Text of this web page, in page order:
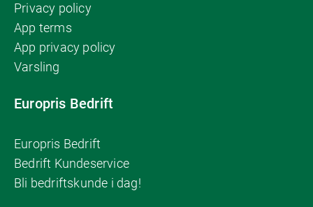
Privacy policy
App terms
App privacy policy
Varsling
Europris Bedrift
Europris Bedrift
Bedrift Kundeservice
Bli bedriftskunde i dag!